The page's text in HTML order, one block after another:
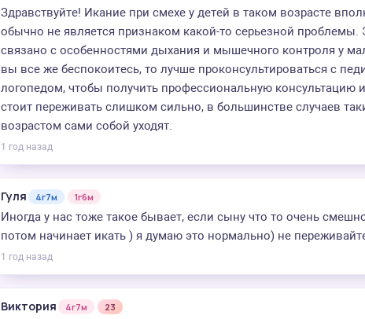
Здравствуйте! Икание при смехе у детей в таком возрасте
обычно не является признаком какой-то серьезной
связано с особенностями дыхания и мышечного контроля у
вы все же беспокоитесь, то лучше проконсультироваться с
логопедом, чтобы получить профессиональную консультацию
стоит переживать слишком сильно, в большинстве случаев
возрастом сами собой уходят.
1 год назад
Гуля 4г7м 1г6м
Иногда у нас тоже такое бывает, если сыну что то очень
потом начинает икать ) я думаю это нормально) не
1 год назад
Виктория 4г7м 23